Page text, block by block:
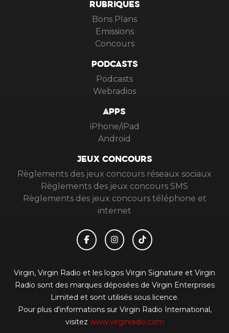
RUBRIQUES
Bons Plans
Emissions
Concours
PODCASTS
Podcasts
Webradios
APPS
iPhone/iPad
Android
JEUX CONCOURS
Règlements des jeux concours réseaux sociaux
Règlements des jeux concours SMS
Règlements des jeux concours téléphone et
internet
Virgin, Virgin Radio et les logos Virgin Signature et Virgin
Radio sont des marques déposées de Virgin Enterprises
Limited et sont utilisés sous licence.
Pour plus d'informations sur Virgin Radio International,
visitez www.virginradio.com